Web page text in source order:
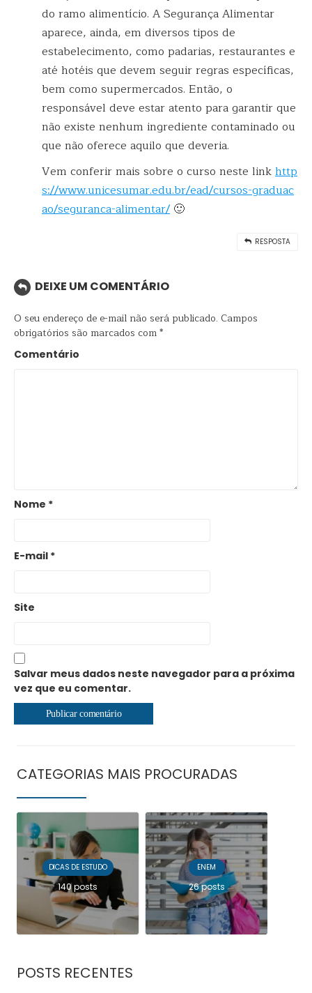
do ramo alimentício. A Segurança Alimentar
aparece, ainda, em diversos tipos de
estabelecimento, como padarias, restaurantes e
até hotéis que devem seguir regras específicas,
bem como supermercados. Então, o
responsável deve estar atento para garantir que
não existe nenhum ingrediente contaminado ou
que não oferece aquilo que deveria.
Vem conferir mais sobre o curso neste linkhttp
s://www.unicesumar.edu.br/ead/cursos-graduac
ao/seguranca-alimentar/ 🙂
RESPOSTA
DEIXE UM COMENTÁRIO
O seu endereço de e-mail não será publicado. Campos
obrigatórios são marcados com*
Comentário
Nome *
E-mail *
Site
Salvar meus dados neste navegador para a próxima
vez que eu comentar.
CATEGORIAS MAIS PROCURADAS
DICAS DE ESTUDO
140 posts
ENEM
26 posts
POSTS RECENTES